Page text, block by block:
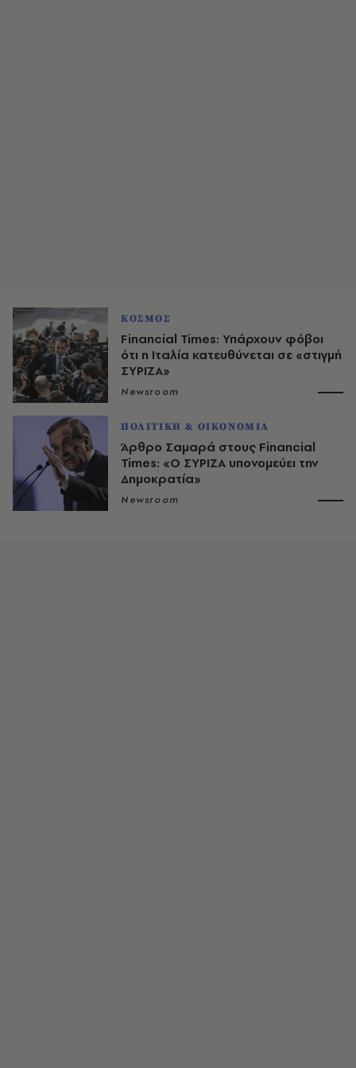
ΚΟΣΜΟΣ
Financial Times: Υπάρχουν φόβοι
ότι η Ιταλία κατευθύνεται σε «στιγμή
ΣΥΡΙΖΑ»
Newsroom
ΠΟΛΙΤΙΚΗ & ΟΙΚΟΝΟΜΙΑ
Άρθρο Σαμαρά στους Financial
Times: «Ο ΣΥΡΙΖΑ υπονομεύει την
Δημοκρατία»
Newsroom